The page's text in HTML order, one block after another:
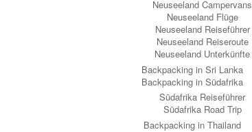
Neuseeland Campervans
Neuseeland Flüge
Neuseeland Reiseführer
Neuseeland Reiseroute
Neuseeland Unterkünfte
Backpacking in Sri Lanka
Backpacking in Südafrika
Südafrika Reiseführer
Südafrika Road Trip
Backpacking in Thailand